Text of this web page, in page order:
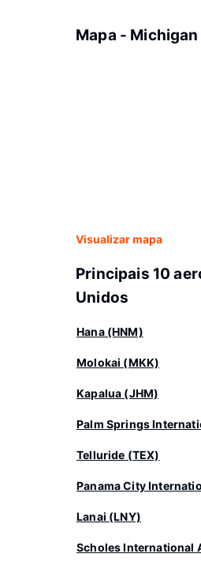
Mapa - Michigan
Visualizar mapa
Principais 10
Unidos
Hana (HNM)
Molokai (MKK)
Kapalua (JHM)
Palm Springs
Telluride (TEX)
Panama City
Lanai (LNY)
Scholes International